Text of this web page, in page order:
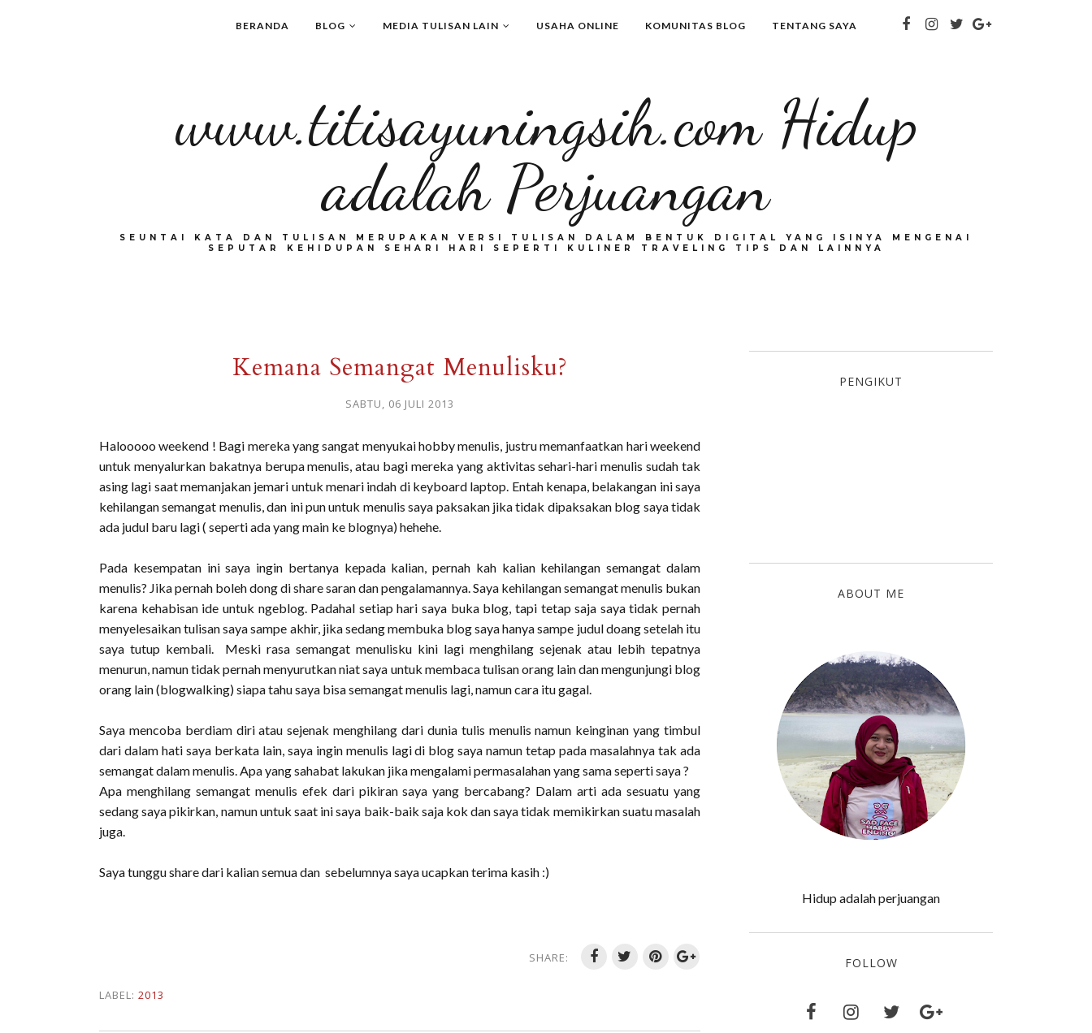
BERANDA BLOG MEDIA TULISAN LAIN USAHA ONLINE KOMUNITAS BLOG TENTANG SAYA
www.titisayuningsih.com Hidup
adalah Perjuangan
SEUNTAI KATA DAN TULISAN MERUPAKAN VERSI TULISAN DALAM BENTUK DIGITAL YANG ISINYA MENGENAI
SEPUTAR KEHIDUPAN SEHARI HARI SEPERTI KULINER TRAVELING TIPS DAN LAINNYA
Kemana Semangat Menulisku?
SABTU, 06 JULI 2013
Halooooo weekend ! Bagi mereka yang sangat menyukai hobby menulis, justru memanfaatkan hari weekend
untuk menyalurkan bakatnya berupa menulis, atau bagi mereka yang aktivitas sehari-hari menulis sudah tak
asing lagi saat memanjakan jemari untuk menari indah di keyboard laptop. Entah kenapa, belakangan ini saya
kehilangan semangat menulis, dan ini pun untuk menulis saya paksakan jika tidak dipaksakan blog saya tidak
ada judul baru lagi ( seperti ada yang main ke blognya) hehehe.
Pada kesempatan ini saya ingin bertanya kepada kalian, pernah kah kalian kehilangan semangat dalam
menulis? Jika pernah boleh dong di share saran dan pengalamannya. Saya kehilangan semangat menulis bukan
karena kehabisan ide untuk ngeblog. Padahal setiap hari saya buka blog, tapi tetap saja saya tidak pernah
menyelesaikan tulisan saya sampe akhir, jika sedang membuka blog saya hanya sampe judul doang setelah itu
saya tutup kembali. Meski rasa semangat menulisku kini lagi menghilang sejenak atau lebih tepatnya
menurun, namun tidak pernah menyurutkan niat saya untuk membaca tulisan orang lain dan mengunjungi blog
orang lain (blogwalking) siapa tahu saya bisa semangat menulis lagi, namun cara itu gagal.
Saya mencoba berdiam diri atau sejenak menghilang dari dunia tulis menulis namun keinginan yang timbul
dari dalam hati saya berkata lain, saya ingin menulis lagi di blog saya namun tetap pada masalahnya tak ada
semangat dalam menulis. Apa yang sahabat lakukan jika mengalami permasalahan yang sama seperti saya ?
Apa menghilang semangat menulis efek dari pikiran saya yang bercabang? Dalam arti ada sesuatu yang
sedang saya pikirkan, namun untuk saat ini saya baik-baik saja kok dan saya tidak memikirkan suatu masalah
juga.
Saya tunggu share dari kalian semua dan sebelumnya saya ucapkan terima kasih :)
SHARE:
LABEL: 2013
PENGIKUT
ABOUT ME
Hidup adalah perjuangan
FOLLOW